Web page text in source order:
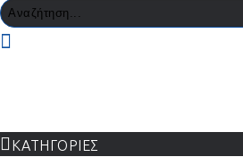
ΚΑΤΗΓΟΡΙΕΣ